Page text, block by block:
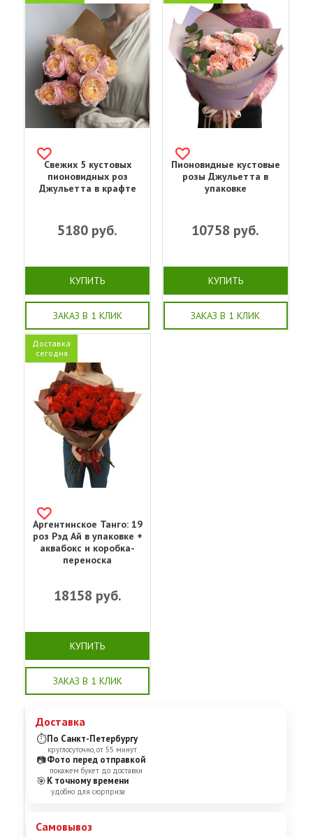
Свежих 5 кустовых
пионовидных роз
Джульетта в крафте
5180 руб.
КУПИТЬ
ЗАКАЗ В 1 КЛИК
Пионовидные кустовые
розы Джульетта в
упаковке
10758 руб.
КУПИТЬ
ЗАКАЗ В 1 КЛИК
Доставка
сегодня
Аргентинское Танго: 19
роз Рэд Ай в упаковке +
аквабокс и коробка-
переноска
18158 руб.
КУПИТЬ
ЗАКАЗ В 1 КЛИК
Доставка
⏱По Санкт-Петербургу
круглосуточно, от 55 минут
📷Фото перед отправкой
покажем букет до доставки
🎯К точному времени
удобно для сюрприза
Самовывоз